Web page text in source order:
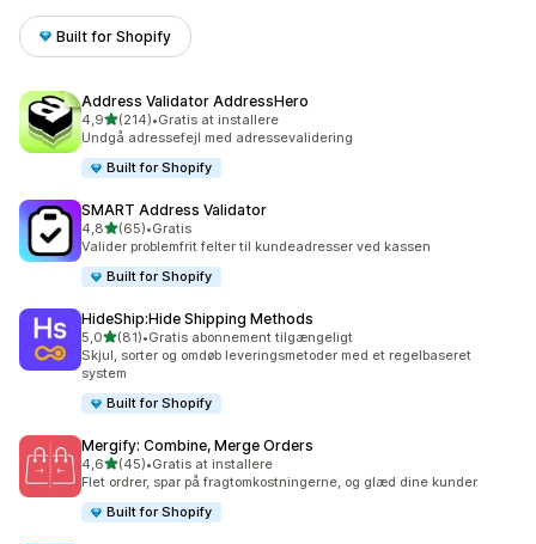
Built for Shopify
Address Validator AddressHero
4,9ud af 5 stjerner
(214)
214 anmeldelser i alt
•Gratis at installere
Undgå adressefejl med adressevalidering
Built for Shopify
SMART Address Validator
4,8ud af 5 stjerner
(65)
65 anmeldelser i alt
•Gratis
Valider problemfrit felter til kundeadresser ved kassen
Built for Shopify
HideShip:Hide Shipping Methods
5,0ud af 5 stjerner
(81)
81 anmeldelser i alt
•Gratis abonnement tilgængeligt
Skjul, sorter og omdøb leveringsmetoder med et regelbaseret
system
Built for Shopify
Mergify: Combine, Merge Orders
4,6ud af 5 stjerner
(45)
45 anmeldelser i alt
•Gratis at installere
Flet ordrer, spar på fragtomkostningerne, og glæd dine kunder
Built for Shopify